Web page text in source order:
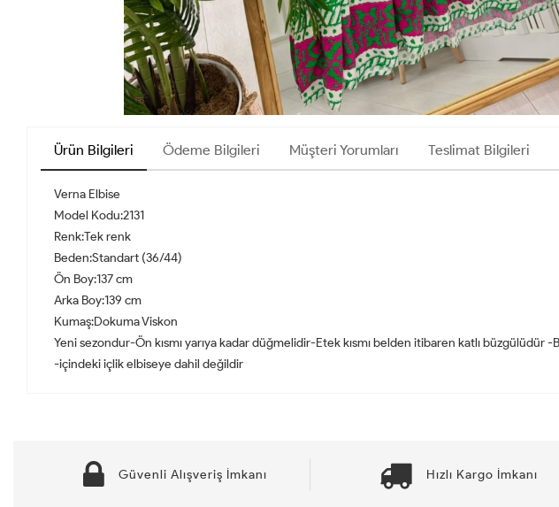
Ürün Bilgileri Ödeme Bilgileri Müşteri Yorumları Teslimat Bilgileri
Verna Elbise
Model Kodu:2131
Renk:Tek renk
Beden:Standart (36/44)
Ön Boy:137 cm
Arka Boy:139 cm
Kumaş:Dokuma Viskon
Yeni sezondur-Ön kısmı yarıya kadar düğmelidir-Etek kısmı belden itibaren katlı büzgülüdür -
-içindeki içlik elbiseye dahil değildir
Güvenli Alışveriş İmkanı Hızlı Kargo İmkanı